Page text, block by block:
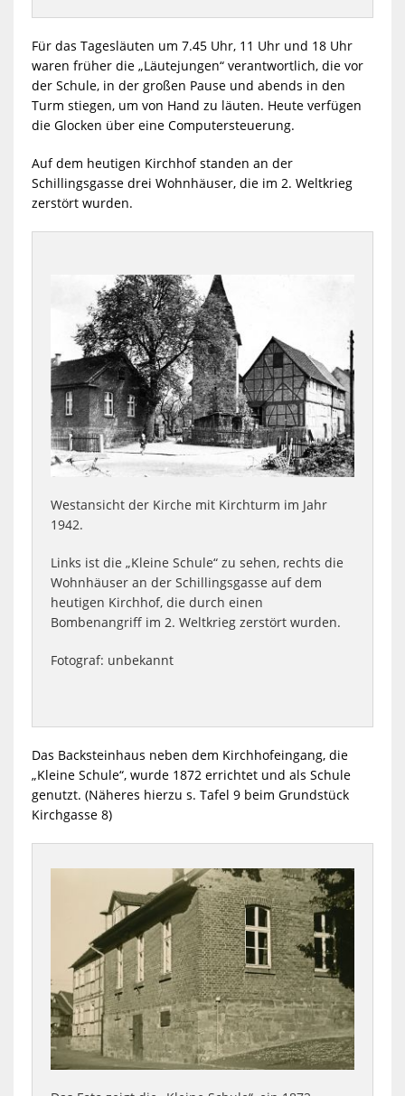
Für das Tagesläuten um 7.45 Uhr, 11 Uhr und 18 Uhr
waren früher die „Läutejungen“ verantwortlich, die vor
der Schule, in der großen Pause und abends in den
Turm stiegen, um von Hand zu läuten. Heute verfügen
die Glocken über eine Computersteuerung.
Auf dem heutigen Kirchhof standen an der
Schillingsgasse drei Wohnhäuser, die im 2. Weltkrieg
zerstört wurden.
Westansicht der Kirche mit Kirchturm im Jahr
1942.
Links ist die „Kleine Schule“ zu sehen, rechts die
Wohnhäuser an der Schillingsgasse auf dem
heutigen Kirchhof, die durch einen
Bombenangriff im 2. Weltkrieg zerstört wurden.
Fotograf: unbekannt
Das Backsteinhaus neben dem Kirchhofeingang, die
„Kleine Schule“, wurde 1872 errichtet und als Schule
genutzt. (Näheres hierzu s. Tafel 9 beim Grundstück
Kirchgasse 8)